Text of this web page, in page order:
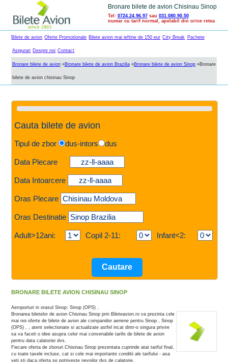
Bronare bilete de avion Chisinau Sinop
Tel: 0724.24.96.97sau 031.080.90.50
numar cu tarif normal, apelabil din orice retea
Bilete de avion Oferte Promotionale Bilete avion mai ieftine de 150 eur City Break Pachete
Asigurari Despre noi Contact
Bronare bilete de avion»Bronare bilete de avion Brazilia»Bronare bilete de avion Sinop»Bronare
bilete de avion chisinau Sinop
Cauta bilete de avion
Tipul de zbor dus-intors dus
Data Plecare
Data Intoarcere
Oras Plecare
Oras Destinatie
Adult>12ani: Copil 2-11: Infant<2:
BRONARE BILETE AVION CHISINAU SINOP
Aeroporturi in orasul Sinop: Sinop (OPS) ,
Bronarea biletelor de avion Chisinau Sinop prin Bileteavion.ro va prezinta cele
mai noi oferte de bilete de avion ale companiilor aeriene pentru Sinop , Sinop
(OPS) , , atent selectionate si actualizate astfel incat dintr-o singura privire
sa va faceti o idee asupra celor mai convenabile tarife de bilete de avion
pentru data calatoriei dvs.
Fiecare oferta de zboruri Chisinau Sinop prezentata cuprinde atat tariful final,
cu toate taxele incluse, cat si cele mai importante conditii ale tarifului - asa
veti sti daca oferta se potriveste nevoilor dvs de calatorie.